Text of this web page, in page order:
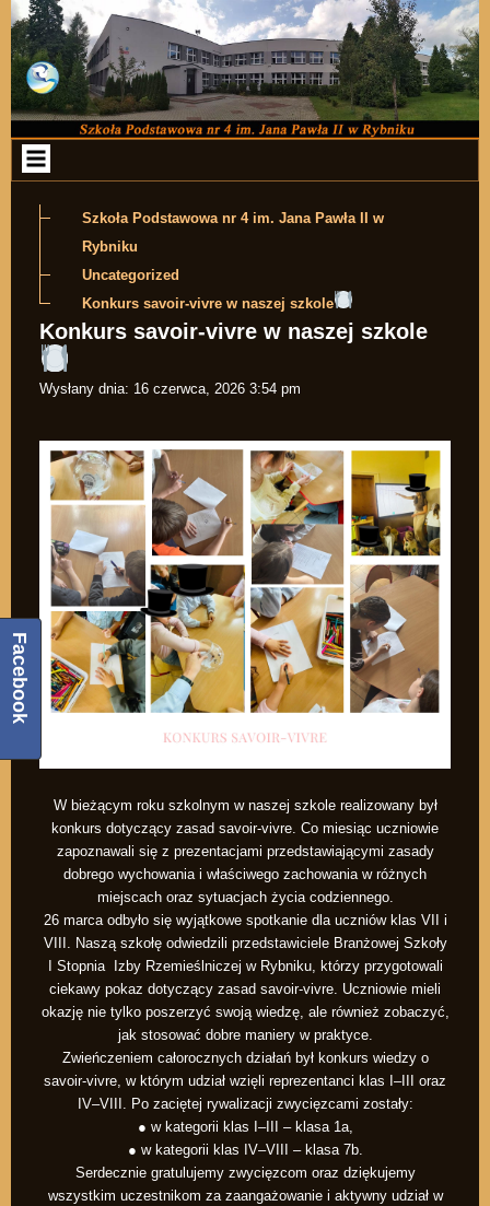
Przejdź do zawartości
Szkoła Podstawowa nr 4 im. Jana Pawła II w
Rybniku
Uncategorized
Konkurs savoir-vivre w naszej szkole
Konkurs savoir-vivre w naszej szkole
Wysłany dnia: 16 czerwca, 2026 3:54 pm
W bieżącym roku szkolnym w naszej szkole realizowany był
konkurs dotyczący zasad savoir-vivre. Co miesiąc uczniowie
zapoznawali się z prezentacjami przedstawiającymi zasady
dobrego wychowania i właściwego zachowania w różnych
miejscach oraz sytuacjach życia codziennego.
26 marca odbyło się wyjątkowe spotkanie dla uczniów klas VII i
VIII. Naszą szkołę odwiedzili przedstawiciele Branżowej Szkoły
I Stopnia Izby Rzemieślniczej w Rybniku, którzy przygotowali
ciekawy pokaz dotyczący zasad savoir-vivre. Uczniowie mieli
okazję nie tylko poszerzyć swoją wiedzę, ale również zobaczyć,
jak stosować dobre maniery w praktyce.
Zwieńczeniem całorocznych działań był konkurs wiedzy o
savoir-vivre, w którym udział wzięli reprezentanci klas I–III oraz
IV–VIII. Po zaciętej rywalizacji zwycięzcami zostały:
● w kategorii klas I–III – klasa 1a,
● w kategorii klas IV–VIII – klasa 7b.
Serdecznie gratulujemy zwycięzcom oraz dziękujemy
wszystkim uczestnikom za zaangażowanie i aktywny udział w
Facebook